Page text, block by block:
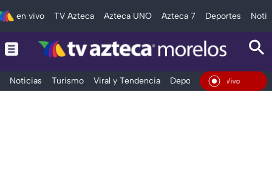
en vivo TV Azteca Azteca UNO Azteca 7 Deportes
Noticias Turismo Viral y Tendencia Deportes Espectáculos
En Vivo